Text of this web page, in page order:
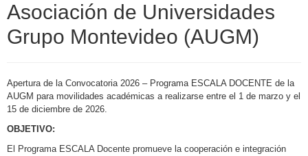
Asociación de Universidades
Grupo Montevideo (AUGM)
Apertura de la Convocatoria 2026 – Programa ESCALA DOCENTE de la
AUGM para movilidades académicas a realizarse entre el 1 de marzo y el
15 de diciembre de 2026.
OBJETIVO:
El Programa ESCALA Docente promueve la cooperación e integración